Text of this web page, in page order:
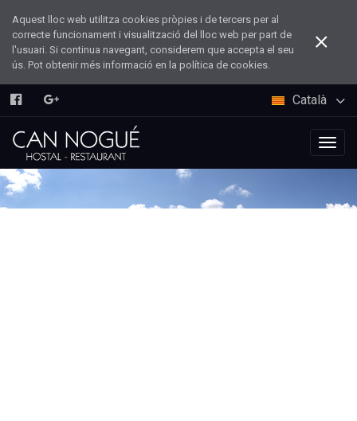
Aquest lloc web utilitza cookies pròpies i de tercers per al
correcte funcionament i visualització del lloc web per part de
l'usuari. Si continua navegant, considerem que accepta el seu
ús. Pot obtenir més informació en la política de cookies.
Català